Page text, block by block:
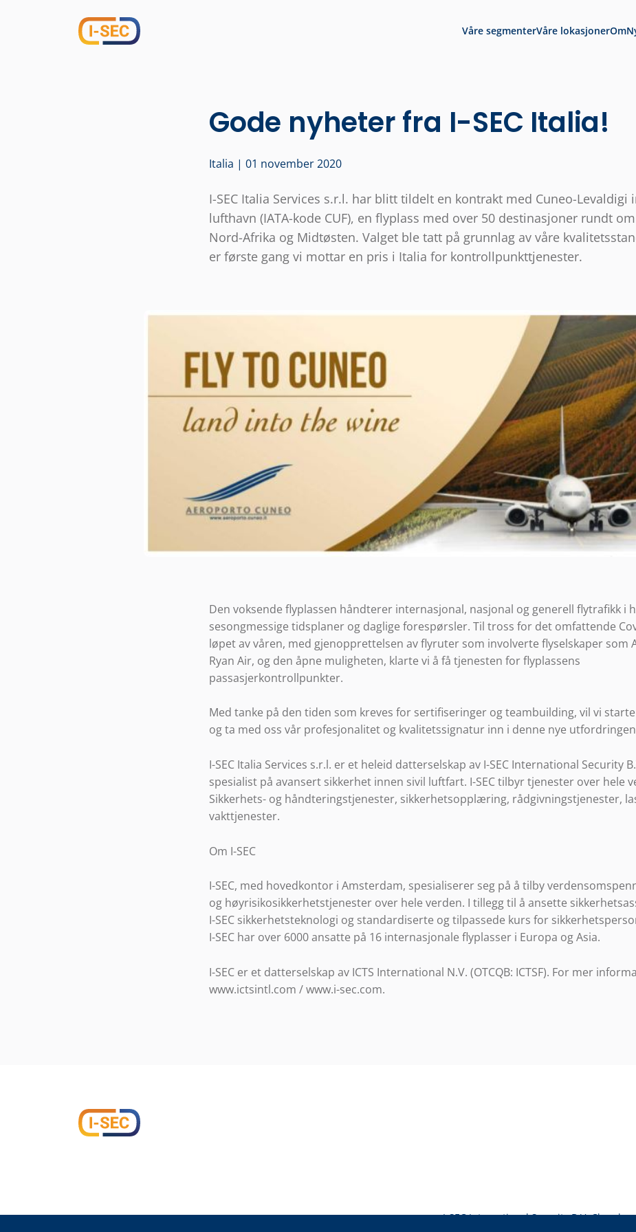
Våre segmenterVåre lokasjonerOm
Gode nyheter fra I-SEC Italia!
Italia | 01 november 2020
I-SEC Italia Services s.r.l. har blitt tildelt en kontrakt med Cuneo-Levaldigi
lufthavn (IATA-kode CUF), en flyplass med over 50 destinasjoner rundt
Nord-Afrika og Midtøsten. Valget ble tatt på grunnlag av våre
er første gang vi mottar en pris i Italia for kontrollpunkttjenester.
Den voksende flyplassen håndterer internasjonal, nasjonal og generell flytrafikk i
sesongmessige tidsplaner og daglige forespørsler. Til tross for det omfattende
løpet av våren, med gjenopprettelsen av flyruter som involverte flyselskaper som
Ryan Air, og den åpne muligheten, klarte vi å få tjenesten for flyplassens
passasjerkontrollpunkter.
Med tanke på den tiden som kreves for sertifiseringer og teambuilding, vil vi
og ta med oss vår profesjonalitet og kvalitetssignatur inn i denne nye
I-SEC Italia Services s.r.l. er et heleid datterselskap av I-SEC International Security
spesialist på avansert sikkerhet innen sivil luftfart. I-SEC tilbyr tjenester over hele
Sikkerhets- og håndteringstjenester, sikkerhetsopplæring, rådgivningstjenester,
vakttjenester.
Om I-SEC
I-SEC, med hovedkontor i Amsterdam, spesialiserer seg på å tilby
og høyrisikosikkerhetstjenester over hele verden. I tillegg til å ansette
I-SEC sikkerhetsteknologi og standardiserte og tilpassede kurs for
I-SEC har over 6000 ansatte på 16 internasjonale flyplasser i Europa og Asia.
I-SEC er et datterselskap av ICTS International N.V. (OTCQB: ICTSF). For mer
www.ictsintl.com / www.i-sec.com.
I-SEC International Security B.V.